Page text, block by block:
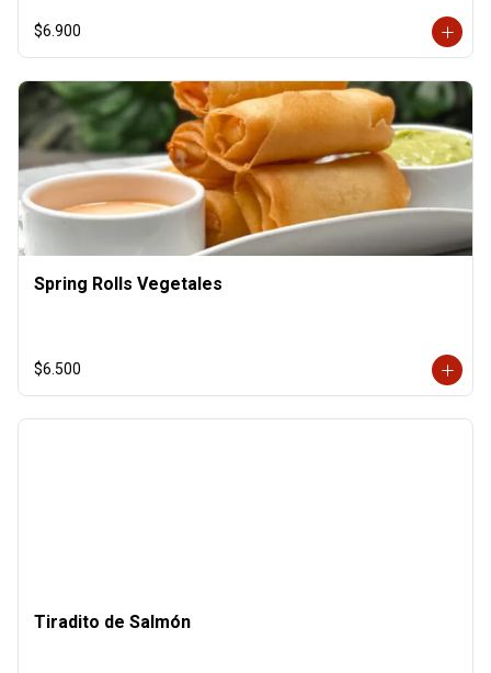
$6.900
Spring Rolls Vegetales
$6.500
Tiradito de Salmón